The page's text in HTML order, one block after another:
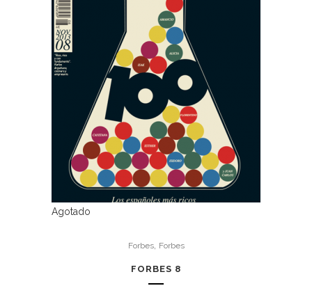
Agotado
Forbes, Forbes
FORBES 8